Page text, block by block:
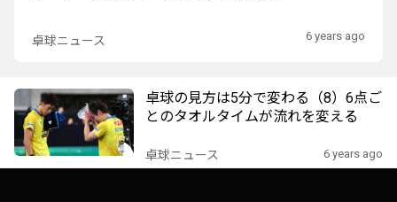
卓球ニュース 6 years ago
卓球の見方は5分で変わる（8）6点ご
とのタオルタイムが流れを変える
卓球ニュース 6 years ago